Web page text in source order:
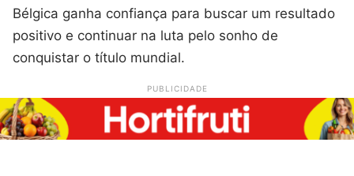
Bélgica ganha confiança para buscar um resultado
positivo e continuar na luta pelo sonho de
conquistar o título mundial.
PUBLICIDADE